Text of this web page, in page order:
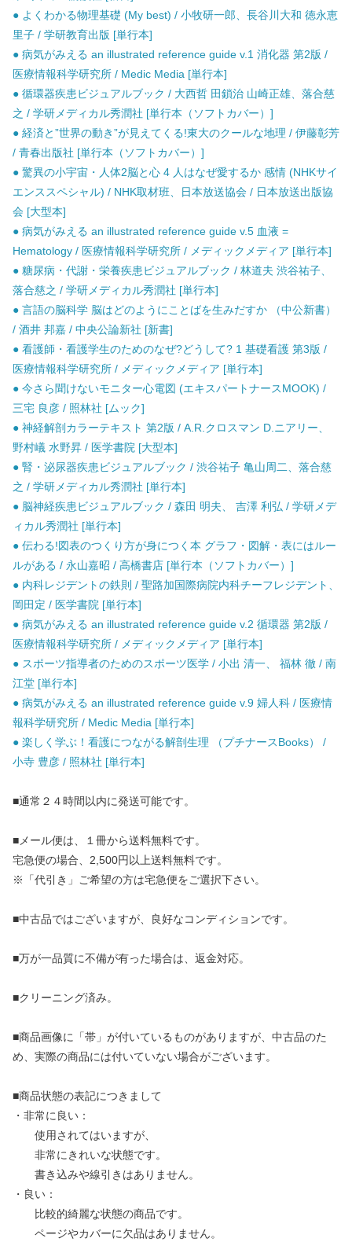
● よくわかる物理基礎 (My best) / 小牧研一郎、長谷川大和 徳永恵
里子 / 学研教育出版 [単行本]
● 病気がみえる an illustrated reference guide v.1 消化器 第2版 /
医療情報科学研究所 / Medic Media [単行本]
● 循環器疾患ビジュアルブック / 大西哲 田鎖治 山崎正雄、落合慈
之 / 学研メディカル秀潤社 [単行本（ソフトカバー）]
● 経済と”世界の動き”が見えてくる!東大のクールな地理 / 伊藤彰芳
/ 青春出版社 [単行本（ソフトカバー）]
● 驚異の小宇宙・人体2脳と心 4 人はなぜ愛するか 感情 (NHKサイ
エンススペシャル) / NHK取材班、日本放送協会 / 日本放送出版協
会 [大型本]
● 病気がみえる an illustrated reference guide v.5 血液 =
Hematology / 医療情報科学研究所 / メディックメディア [単行本]
● 糖尿病・代謝・栄養疾患ビジュアルブック / 林道夫 渋谷祐子、
落合慈之 / 学研メディカル秀潤社 [単行本]
● 言語の脳科学 脳はどのようにことばを生みだすか （中公新書）
/ 酒井 邦嘉 / 中央公論新社 [新書]
● 看護師・看護学生のためのなぜ?どうして? 1 基礎看護 第3版 /
医療情報科学研究所 / メディックメディア [単行本]
● 今さら聞けないモニター心電図 (エキスパートナースMOOK) /
三宅 良彦 / 照林社 [ムック]
● 神経解剖カラーテキスト 第2版 / A.R.クロスマン D.ニアリー、
野村嶬 水野昇 / 医学書院 [大型本]
● 腎・泌尿器疾患ビジュアルブック / 渋谷祐子 亀山周二、落合慈
之 / 学研メディカル秀潤社 [単行本]
● 脳神経疾患ビジュアルブック / 森田 明夫、 吉澤 利弘 / 学研メデ
ィカル秀潤社 [単行本]
● 伝わる!図表のつくり方が身につく本 グラフ・図解・表にはルー
ルがある / 永山嘉昭 / 高橋書店 [単行本（ソフトカバー）]
● 内科レジデントの鉄則 / 聖路加国際病院内科チーフレジデント、
岡田定 / 医学書院 [単行本]
● 病気がみえる an illustrated reference guide v.2 循環器 第2版 /
医療情報科学研究所 / メディックメディア [単行本]
● スポーツ指導者のためのスポーツ医学 / 小出 清一、 福林 徹 / 南
江堂 [単行本]
● 病気がみえる an illustrated reference guide v.9 婦人科 / 医療情
報科学研究所 / Medic Media [単行本]
● 楽しく学ぶ！看護につながる解剖生理 （プチナースBooks） /
小寺 豊彦 / 照林社 [単行本]
■通常２４時間以内に発送可能です。
■メール便は、１冊から送料無料です。
宅急便の場合、2,500円以上送料無料です。
※「代引き」ご希望の方は宅急便をご選択下さい。
■中古品ではございますが、良好なコンディションです。
■万が一品質に不備が有った場合は、返金対応。
■クリーニング済み。
■商品画像に「帯」が付いているものがありますが、中古品のた
め、実際の商品には付いていない場合がございます。
■商品状態の表記につきまして
・非常に良い：
使用されてはいますが、
非常にきれいな状態です。
書き込みや線引きはありません。
・良い：
比較的綺麗な状態の商品です。
ページやカバーに欠品はありません。